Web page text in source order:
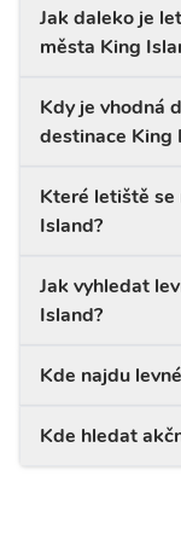
Jak daleko je
města King
Kdy je vhodná
destinace King
Které letiště se
Island?
Jak vyhledat
Island?
Kde najdu
Kde hledat